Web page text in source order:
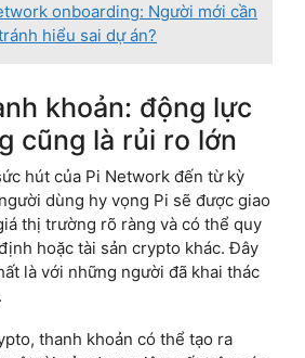
onboarding: Người mới cần
hiểu sai dự án?
khoản: động lực
cũng là rủi ro lớn
hút của Pi Network đến từ kỳ
dùng hy vọng Pi sẽ được giao
thị trường rõ ràng và có thể quy
hoặc tài sản crypto khác. Đây
là với những người đã khai thác
thanh khoản có thể tạo ra